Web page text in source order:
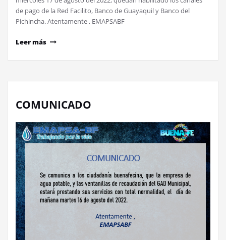
de pago de la Red Facilito, Banco de Guayaquil y Banco del
Pichincha. Atentamente , EMAPSABF
Leer más
COMUNICADO